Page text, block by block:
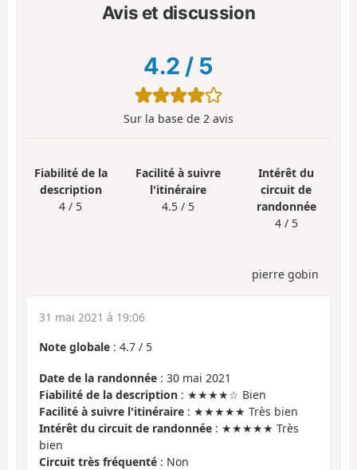
Avis et discussion
4.2 / 5
Sur la base de 2 avis
Fiabilité de la
description
4 / 5
Facilité à suivre
l'itinéraire
4.5 / 5
Intérêt du
circuit de
randonnée
4 / 5
pierre gobin
31 mai 2021 à 19:06
Note globale : 4.7 / 5
Date de la randonnée : 30 mai 2021
Fiabilité de la description : ★★★★☆ Bien
Facilité à suivre l'itinéraire : ★★★★★ Très bien
Intérêt du circuit de randonnée : ★★★★★ Très
bien
Circuit très fréquenté : Non